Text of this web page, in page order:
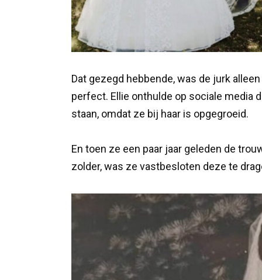
Dat gezegd hebbende, was de jurk
perfect. Ellie onthulde op sociale media
staan, omdat ze bij haar is opgegroeid.
En toen ze een paar jaar geleden de
zolder, was ze vastbesloten deze te